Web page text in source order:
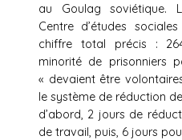
au Goulag soviétique.
Centre d’études
chiffre total précis :
minorité de prisonniers
« devaient être
le système de réduction
d’abord, 2 jours de
de travail, puis, 6 jours